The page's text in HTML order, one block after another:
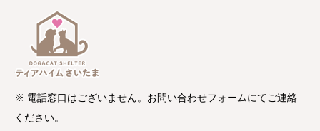
※ 電話窓口はございません。お問い合わせフォームにてご連絡
ください。